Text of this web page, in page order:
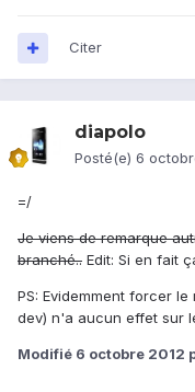
Citer
diapolo
Posté(e) 6
=/
Je viens de remarque
branché.. Edit: Si en fait
PS: Evidemment forcer
dev) n'a aucun effet sur
Modifié 6 octobre 2012